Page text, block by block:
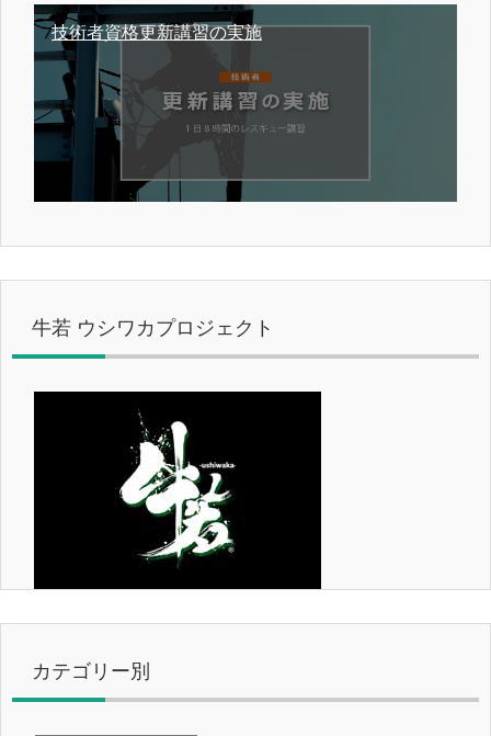
技術者資格更新講習の実施
牛若 ウシワカプロジェクト
カテゴリー別